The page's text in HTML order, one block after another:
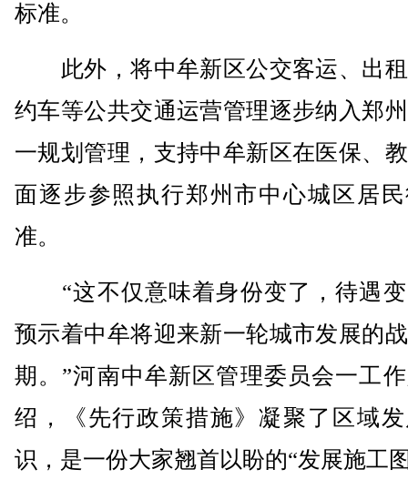
标准。
此外，将中牟新区公交客运、出
约车等公共交通运营管理逐步纳入郑
一规划管理，支持中牟新区在医保、
面逐步参照执行郑州市中心城区居
准。
“这不仅意味着身份变了，待遇变
预示着中牟将迎来新一轮城市发展的
期。”河南中牟新区管理委员会一工
绍，《先行政策措施》凝聚了区域
识，是一份大家翘首以盼的“发展施工